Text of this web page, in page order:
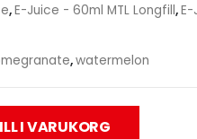
,E-Juice - 60ml MTL Longfill,E-
,watermelon
I VARUKORG